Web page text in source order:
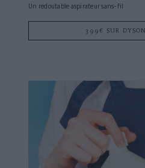
Un redoutable aspirateur sans-fil
399€ SUR DYSON